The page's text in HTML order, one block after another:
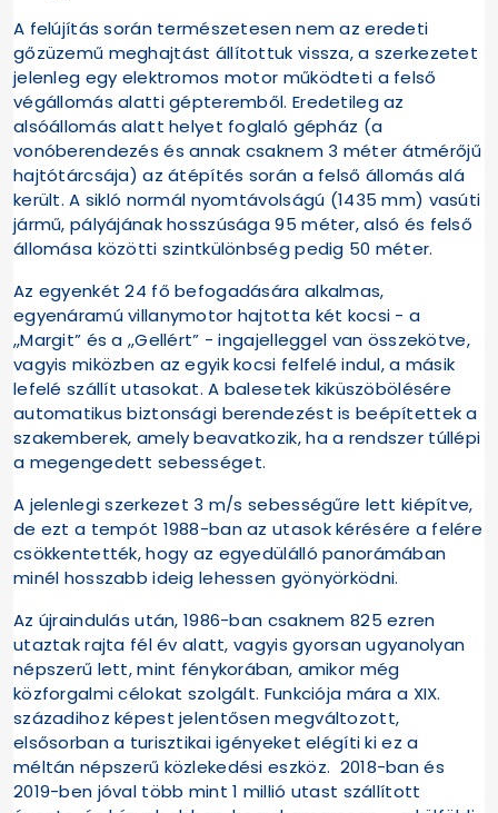
A felújítás során természetesen nem az eredeti
gőzüzemű meghajtást állítottuk vissza, a szerkezetet
jelenleg egy elektromos motor működteti a felső
végállomás alatti gépteremből. Eredetileg az
alsóállomás alatt helyet foglaló gépház (a
vonóberendezés és annak csaknem 3 méter átmérőjű
hajtótárcsája) az átépítés során a felső állomás alá
került. A sikló normál nyomtávolságú (1435 mm) vasúti
jármű, pályájának hosszúsága 95 méter, alsó és felső
állomása közötti szintkülönbség pedig 50 méter.
Az egyenkét 24 fő befogadására alkalmas,
egyenáramú villanymotor hajtotta két kocsi - a
„Margit” és a „Gellért” - ingajelleggel van összekötve,
vagyis miközben az egyik kocsi felfelé indul, a másik
lefelé szállít utasokat. A balesetek kiküszöbölésére
automatikus biztonsági berendezést is beépítettek a
szakemberek, amely beavatkozik, ha a rendszer túllépi
a megengedett sebességet.
A jelenlegi szerkezet 3 m/s sebességűre lett kiépítve,
de ezt a tempót 1988-ban az utasok kérésére a felére
csökkentették, hogy az egyedülálló panorámában
minél hosszabb ideig lehessen gyönyörködni.
Az újraindulás után, 1986-ban csaknem 825 ezren
utaztak rajta fél év alatt, vagyis gyorsan ugyanolyan
népszerű lett, mint fénykorában, amikor még
közforgalmi célokat szolgált. Funkciója mára a XIX.
századihoz képest jelentősen megváltozott,
elsősorban a turisztikai igényeket elégíti ki ez a
méltán népszerű közlekedési eszköz. 2018-ban és
2019-ben jóval több mint 1 millió utast szállított